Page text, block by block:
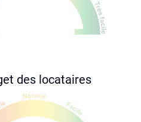
des locataires